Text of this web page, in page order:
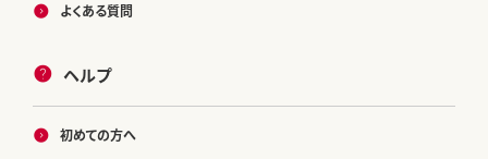
よくある質問
ヘルプ
初めての方へ